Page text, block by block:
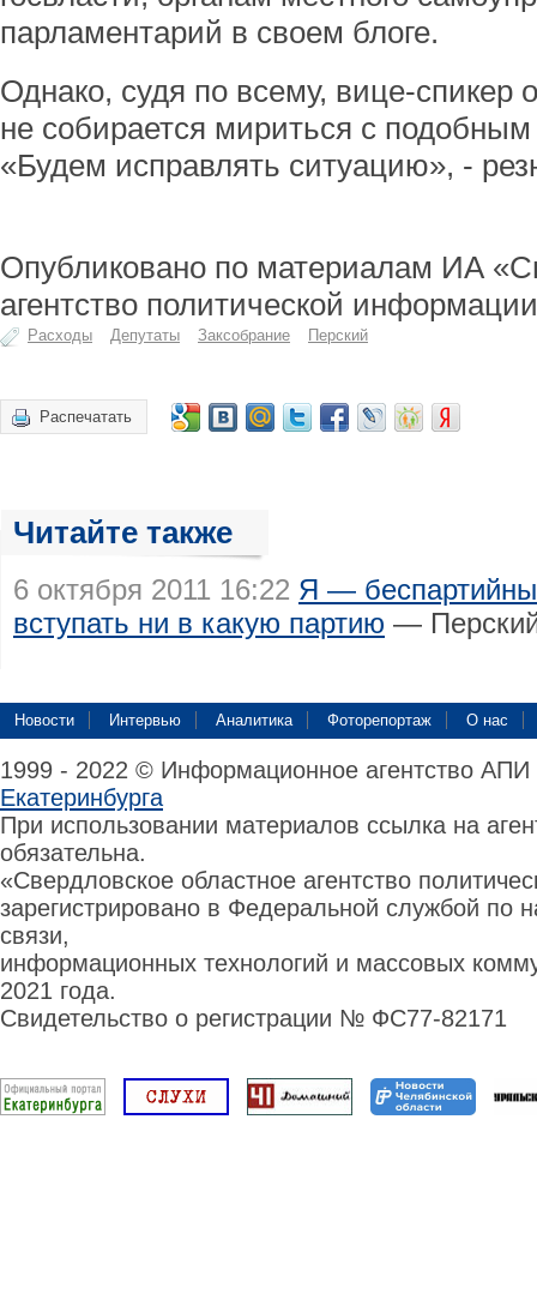
парламентарий в своем блоге.
Однако, судя по всему, вице-спикер
не собирается мириться с
«Будем исправлять ситуацию», -
Опубликовано по материалам ИА
агентство политической
Расходы Депутаты Заксобрание Перский
Распечатать
Читайте также
6 октября 2011 16:22 Я —
вступать ни в какую партию —
Новости Интервью Аналитика Фоторепортаж О нас
1999 - 2022 © Информационное агентство
Екатеринбурга
При использовании материалов ссылка на
обязательна.
«Свердловское областное агентство
зарегистрировано в Федеральной службой по
связи,
информационных технологий и массовых
2021 года.
Свидетельство о регистрации № ФС77-82171